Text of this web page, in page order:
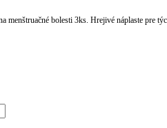
menštruačné bolesti 3ks. Hrejivé náplaste pre